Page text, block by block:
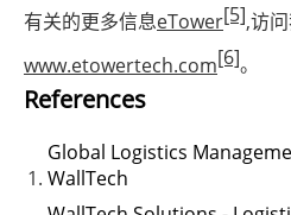
有关的更多信息eTower[5],访
www.etowertech.com[6]。
References
Global Logistics
WallTech